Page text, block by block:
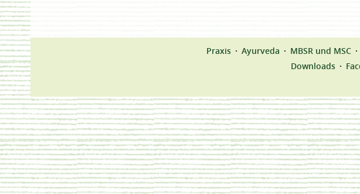
Praxis Ayurveda MBSR und MSC
Downloads